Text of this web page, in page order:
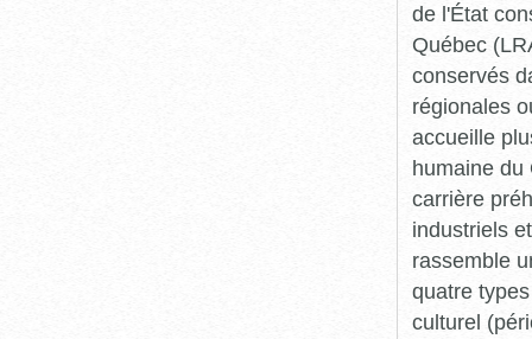
de l'État
Québec
conservés
régionales
accueille
humaine du
carrière
industriels
rassemble
quatre
culturel